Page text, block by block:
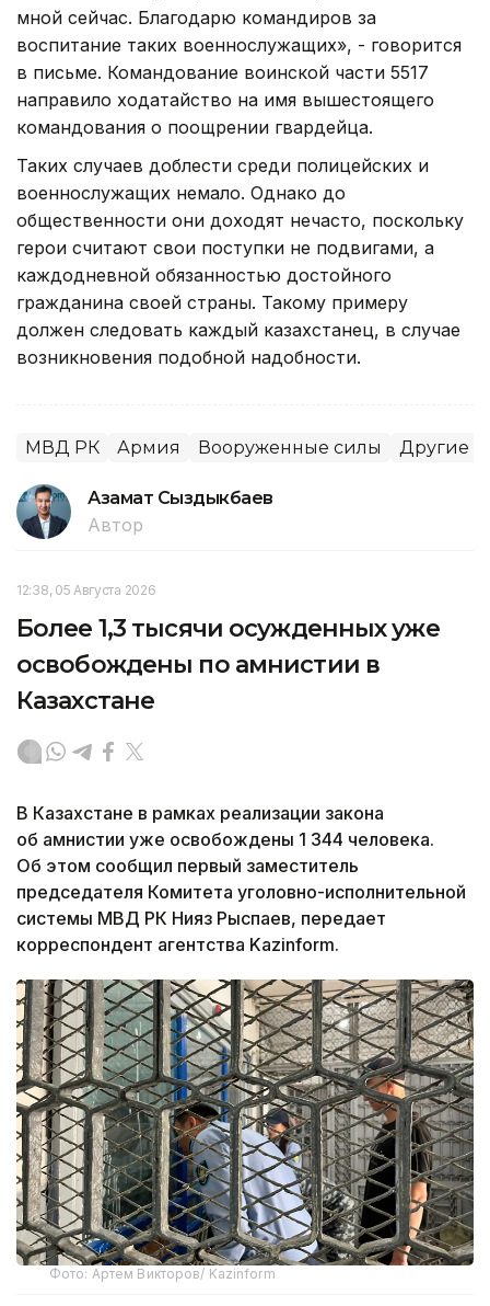
мной сейчас. Благодарю командиров за
воспитание таких военнослужащих», - говорится
в письме. Командование воинской части 5517
направило ходатайство на имя вышестоящего
командования о поощрении гвардейца.
Таких случаев доблести среди полицейских и
военнослужащих немало. Однако до
общественности они доходят нечасто, поскольку
герои считают свои поступки не подвигами, а
каждодневной обязанностью достойного
гражданина своей страны. Такому примеру
должен следовать каждый казахстанец, в случае
возникновения подобной надобности.
МВД РК Армия Вооруженные силы Другие
Азамат Сыздыкбаев
Автор
12:38, 05 Августа 2026
Более 1,3 тысячи осужденных уже
освобождены по амнистии в
Казахстане
В Казахстане в рамках реализации закона
об амнистии уже освобождены 1 344 человека.
Об этом сообщил первый заместитель
председателя Комитета уголовно-исполнительной
системы МВД РК Нияз Рыспаев, передает
корреспондент агентства Kazinform.
Фото: Артем Викторов/ Kazinform